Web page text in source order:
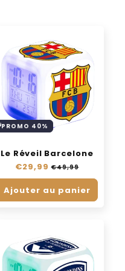
PROMO 40%
Le Réveil Barcelone
Prix
habituel
€29,99 Prix
soldé
€49,99
Ajouter au panier